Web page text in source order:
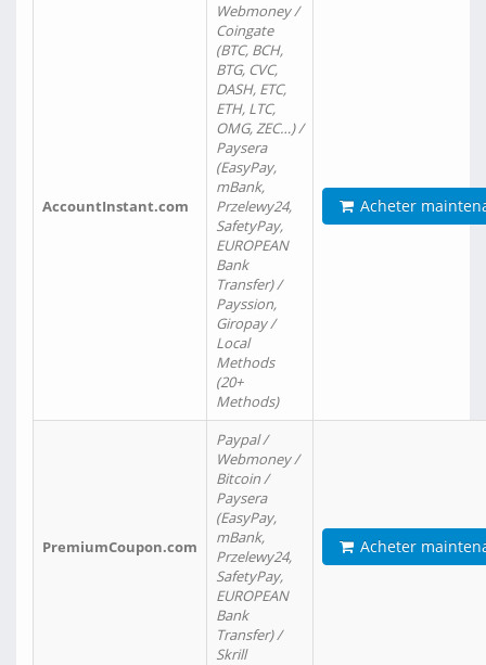
AccountInstant.com
Webmoney /
Coingate
(BTC, BCH,
BTG, CVC,
DASH, ETC,
ETH, LTC,
OMG, ZEC…) /
Paysera
(EasyPay,
mBank,
Przelewy24,
SafetyPay,
EUROPEAN
Bank
Transfer) /
Payssion,
Giropay /
Local
Methods
(20+
Methods)
Acheter
PremiumCoupon.com
Paypal /
Webmoney /
Bitcoin /
Paysera
(EasyPay,
mBank,
Przelewy24,
SafetyPay,
EUROPEAN
Bank
Transfer) /
Skrill
Acheter